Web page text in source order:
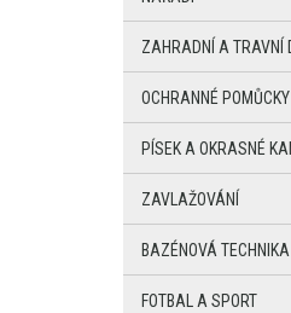
ZAHRADNÍ A TRAVNÍ
OCHRANNÉ POMŮCKY
PÍSEK A OKRASNÉ
ZAVLAŽOVÁNÍ
BAZÉNOVÁ
FOTBAL A SPORT